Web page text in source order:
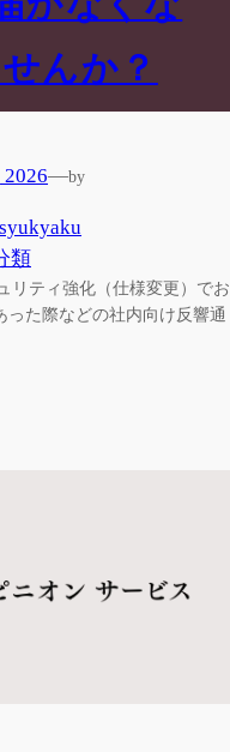
んか？
2026—by
類
リティ強化（仕様変更）でお
った際などの社内向け反響通